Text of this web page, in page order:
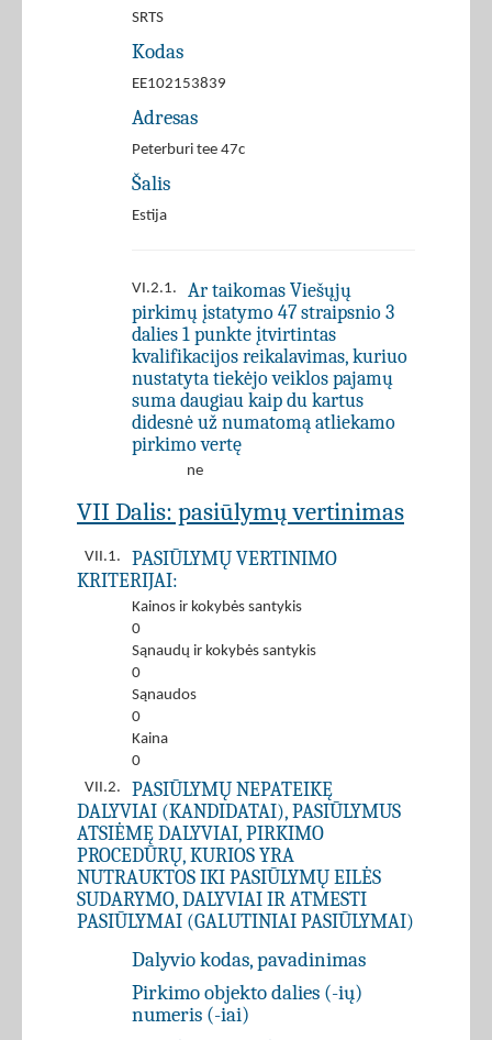
SRTS
Kodas
EE102153839
Adresas
Peterburi tee 47c
Šalis
Estija
VI.2.1.
Ar taikomas Viešųjų
pirkimų įstatymo 47 straipsnio 3
dalies 1 punkte įtvirtintas
kvalifikacijos reikalavimas, kuriuo
nustatyta tiekėjo veiklos pajamų
suma daugiau kaip du kartus
didesnė už numatomą atliekamo
pirkimo vertę
ne
VII Dalis: pasiūlymų vertinimas
VII.1.
PASIŪLYMŲ VERTINIMO
KRITERIJAI:
Kainos ir kokybės santykis
0
Sąnaudų ir kokybės santykis
0
Sąnaudos
0
Kaina
0
VII.2.
PASIŪLYMŲ NEPATEIKĘ
DALYVIAI (KANDIDATAI), PASIŪLYMUS
ATSIĖMĘ DALYVIAI, PIRKIMO
PROCEDŪRŲ, KURIOS YRA
NUTRAUKTOS IKI PASIŪLYMŲ EILĖS
SUDARYMO, DALYVIAI IR ATMESTI
PASIŪLYMAI (GALUTINIAI PASIŪLYMAI)
Dalyvio kodas, pavadinimas
Pirkimo objekto dalies (-ių)
numeris (-iai)